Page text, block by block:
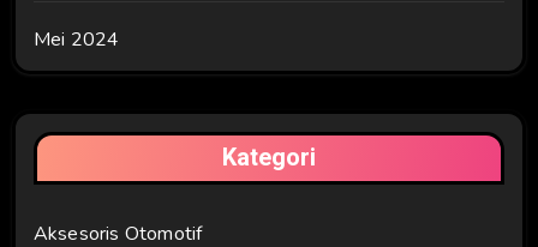
Mei 2024
Kategori
Aksesoris Otomotif